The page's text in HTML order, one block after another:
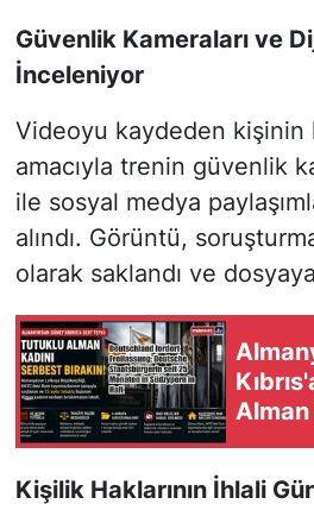
Güvenlik Kameraları ve
İnceleniyor
Videoyu kaydeden
amacıyla trenin güvenlik
ile sosyal medya
alındı. Görüntü,
olarak saklandı ve
Alman
Kişilik Haklarının İhlali